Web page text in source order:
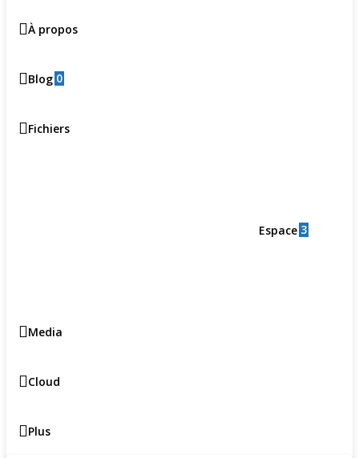
À propos
Blog 0
Fichiers
Espace 3
Media
Cloud
Plus